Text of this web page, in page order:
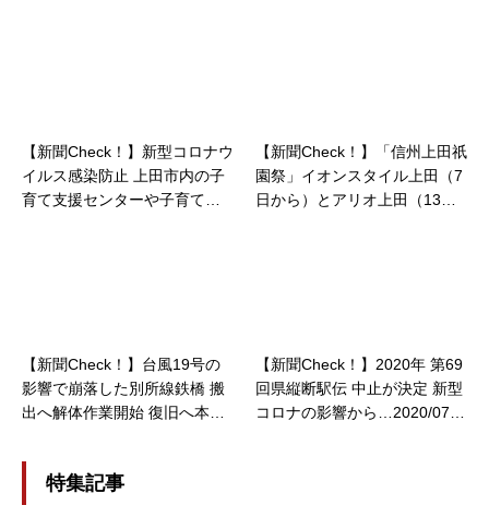
【新聞Check！】新型コロナウ
イルス感染防止 上田市内の子
育て支援センターや子育てひ
【新聞Check！】「信州上田祇
園祭」イオンスタイル上田（7
日から）とアリオ上田（13日
【新聞Check！】台風19号の
影響で崩落した別所線鉄橋 搬
出へ解体作業開始 復旧へ本格
【新聞Check！】2020年 第69
回県縦断駅伝 中止が決定 新型
コロナの影響から…2020/07/2
特集記事